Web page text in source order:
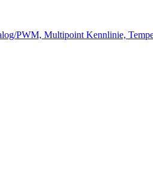
PWM, Multipoint Kennlinie,